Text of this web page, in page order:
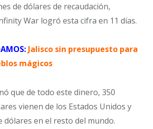
de dólares de recaudación,
War logró esta cifra en 11 días.
Jalisco sin presupuesto para
mágicos
que de todo este dinero, 350
vienen de los Estados Unidos y
dólares en el resto del mundo.